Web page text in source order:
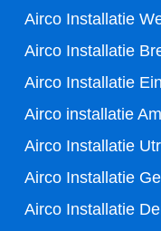
k
-
f
Airco Installatie
Airco Installatie
Airco Installatie
Airco installatie
Airco Installatie
Airco Installatie
Airco Installatie